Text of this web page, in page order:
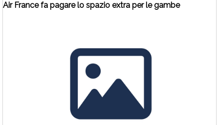
Air France fa pagare lo spazio extra per le gambe